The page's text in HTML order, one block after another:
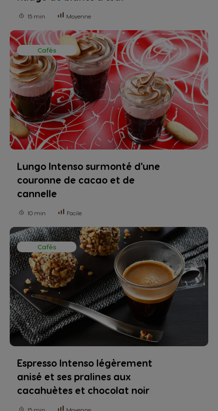
15 min Moyenne
Cafés
Lungo Intenso surmonté d'une
couronne de cacao et de
cannelle
10 min Facile
Cafés
Espresso Intenso légèrement
anisé et ses pralines aux
cacahuètes et chocolat noir
15 min Moyenne